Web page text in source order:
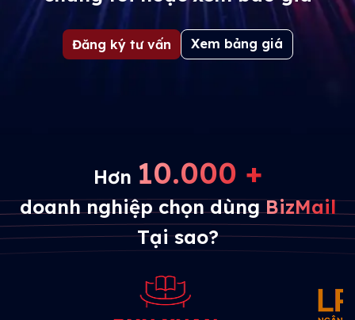
Đăng ký tư vấn Xem bảng giá
Hơn 10.000 +
doanh nghiệp chọn dùngBizMail
Tại sao?